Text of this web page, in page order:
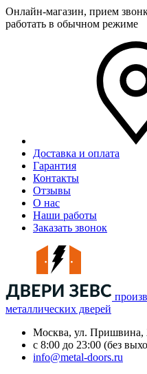
Онлайн-магазин, прием
работать в обычном режиме
Доставка и оплата
Гарантия
Контакты
Отзывы
О нас
Наши работы
Заказать звонок
металлических дверей
Москва, ул.
с 8:00 до 23:00 (без
info@metal-doors.ru